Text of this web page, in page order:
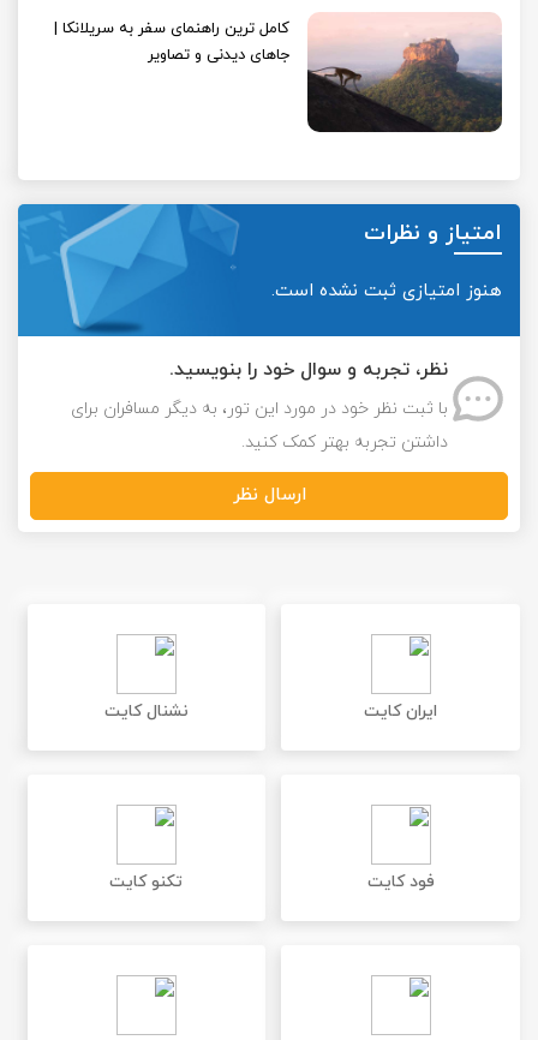
کامل ترین راهنمای سفر به سریلانکا |
جاهای دیدنی و تصاویر
امتیاز و نظرات
هنوز امتیازی ثبت نشده است.
نظر، تجربه و سوال خود را بنویسید.
با ثبت نظر خود در مورد این تور، به دیگر مسافران برای
داشتن تجربه بهتر کمک کنید.
ارسال نظر
ایران کایت نشنال کایت
فود کایت تکنو کایت